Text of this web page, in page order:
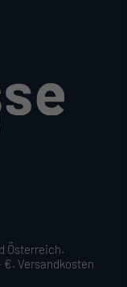
Österreich.
€. Versandkosten